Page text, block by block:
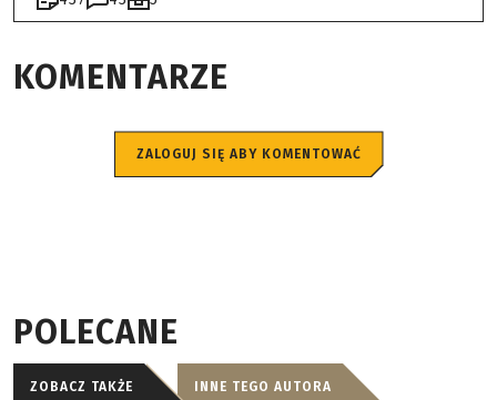
KOMENTARZE
ZALOGUJ SIĘ ABY KOMENTOWAĆ
POLECANE
ZOBACZ TAKŻE INNE TEGO AUTORA